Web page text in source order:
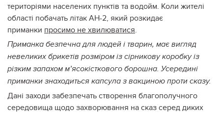
територіями населених пунктів та водойм. Коли жителі
області побачать літак АН-2, який розкидає
приманки просимо не хвилюватися.
Приманка безпечна для людей і тварин, має вигляд
невеликих брикетів розміром із сірникову коробку із
різким запахом м’ясокісткового борошна. Усередині
приманки знаходиться капсула з вакциною проти сказу.
Дані заходи забезпечать створення благополучного
середовища щодо захворювання на сказ серед диких